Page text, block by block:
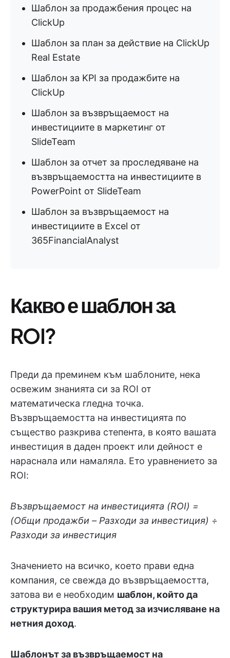
Шаблон за продажбения процес на
ClickUp
Шаблон за план за действие на ClickUp
Real Estate
Шаблон за KPI за продажбите на
ClickUp
Шаблон за възвръщаемост на
инвестициите в маркетинг от
SlideTeam
Шаблон за отчет за проследяване на
възвръщаемостта на инвестициите в
PowerPoint от SlideTeam
Шаблон за възвръщаемост на
инвестициите в Excel от
365FinancialAnalyst
Какво е шаблон за
ROI?
Преди да преминем към шаблоните, нека
освежим знанията си за ROI от
математическа гледна точка.
Възвръщаемостта на инвестицията по
същество разкрива степента, в която вашата
инвестиция в даден проект или дейност е
нараснала или намаляла. Ето уравнението за
ROI:
Възвръщаемост на инвестицията (ROI) =
(Общи продажби – Разходи за инвестиция) ÷
Разходи за инвестиция
Значението на всичко, което прави една
компания, се свежда до възвръщаемостта,
затова ви е необходим шаблон, който да
структурира вашия метод за изчисляване на
нетния доход.
Шаблонът за възвръщаемост на